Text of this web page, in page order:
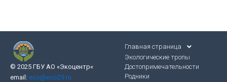
© 2025 ГБУ АО «Экоцентр«
email: eco@eco29.ru
Главная страница
Экологические тропы
Достопримечательности
Родники